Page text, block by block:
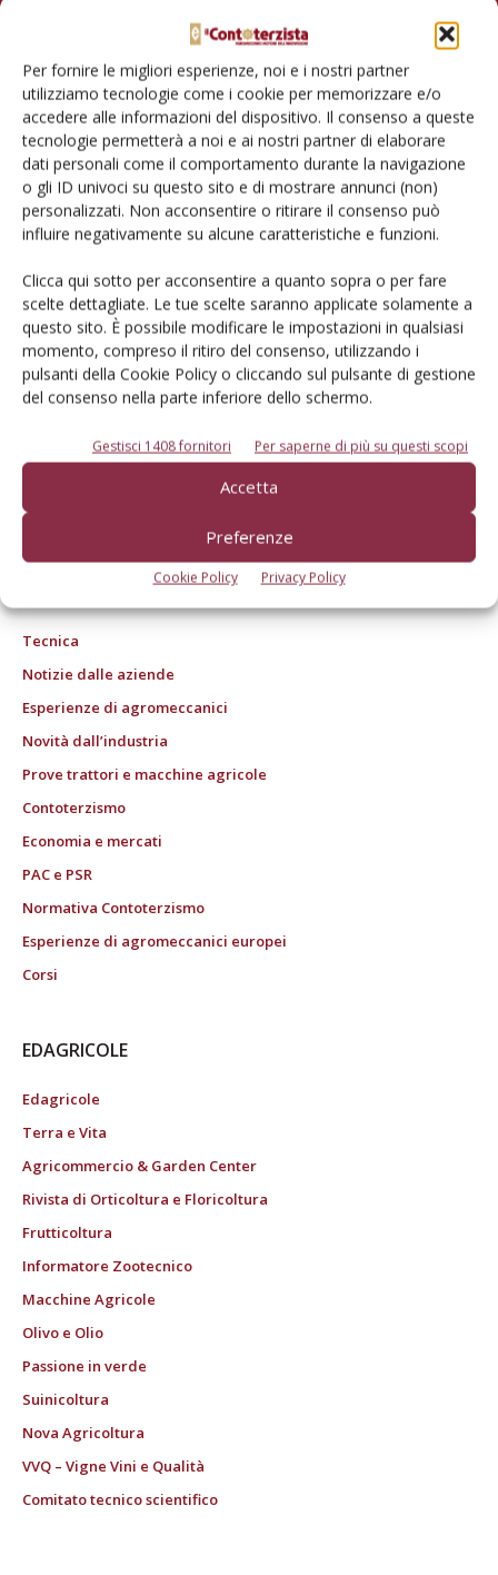
Per fornire le migliori esperienze, noi e i nostri partner
utilizziamo tecnologie come i cookie per memorizzare e/o
accedere alle informazioni del dispositivo. Il consenso a queste
tecnologie permetterà a noi e ai nostri partner di elaborare
dati personali come il comportamento durante la navigazione
o gli ID univoci su questo sito e di mostrare annunci (non)
personalizzati. Non acconsentire o ritirare il consenso può
influire negativamente su alcune caratteristiche e funzioni.
Clicca qui sotto per acconsentire a quanto sopra o per fare
scelte dettagliate. Le tue scelte saranno applicate solamente a
questo sito. È possibile modificare le impostazioni in qualsiasi
momento, compreso il ritiro del consenso, utilizzando i
pulsanti della Cookie Policy o cliccando sul pulsante di gestione
del consenso nella parte inferiore dello schermo.
Gestisci 1408 fornitori Per saperne di più su questi scopi
Accetta
Preferenze
Cookie Policy Privacy Policy
Rimani aggiornato sul mondo
dell’agricoltura
Iscriviti alle nostre newsletter
© Tecniche Nuove Spa. Tutti i diritti riservati. Sede legale Via Eritrea 21 -
20157 Milano | Codice fiscale, Partita IVA e Iscrizione al Registro delle
imprese di Milano: 00753480151
Registrazione Tribunale di Milano n. 71 del 05/03/2014 (Precedentemente
registrata presso il Tribunale di Bologna n. 6111 del 12/06/1992)
ROC "Poste italiane Spa sped. Abbonamento Postale DL 353/2003 conv. L.
Tecnica
Notizie dalle aziende
Esperienze di agromeccanici
Novità dall’industria
Prove trattori e macchine agricole
Contoterzismo
Economia e mercati
PAC e PSR
Normativa Contoterzismo
Esperienze di agromeccanici europei
Corsi
EDAGRICOLE
Edagricole
Terra e Vita
Agricommercio & Garden Center
Rivista di Orticoltura e Floricoltura
Frutticoltura
Informatore Zootecnico
Macchine Agricole
Olivo e Olio
Passione in verde
Suinicoltura
Nova Agricoltura
VVQ – Vigne Vini e Qualità
Comitato tecnico scientifico